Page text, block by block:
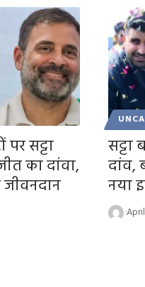
पर सट्टा
का दांवा,
सट्टा
दांव,
नया